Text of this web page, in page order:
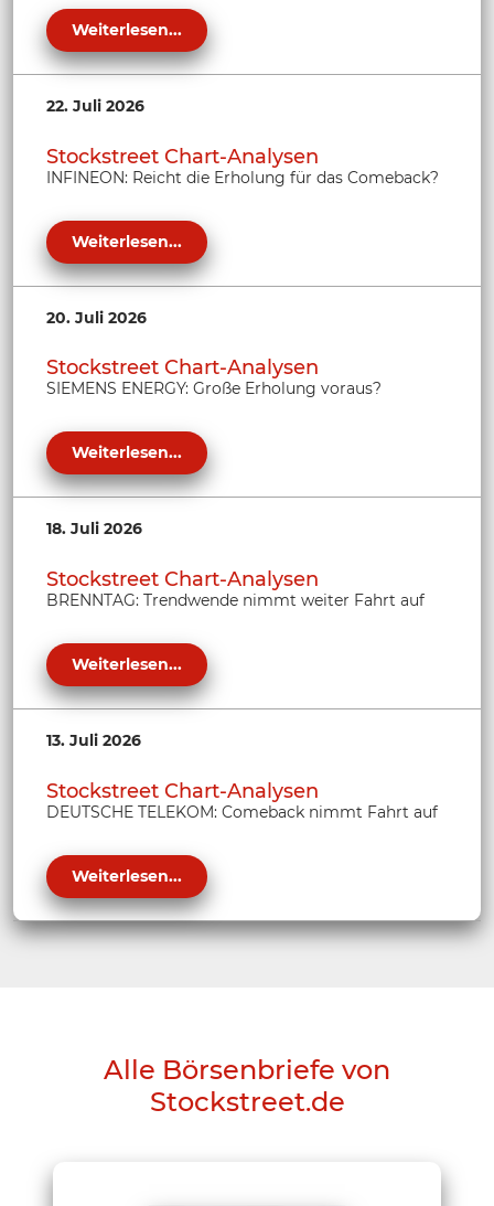
Weiterlesen...
22. Juli 2026
Stockstreet Chart-Analysen
INFINEON: Reicht die Erholung für das Comeback?
Weiterlesen...
20. Juli 2026
Stockstreet Chart-Analysen
SIEMENS ENERGY: Große Erholung voraus?
Weiterlesen...
18. Juli 2026
Stockstreet Chart-Analysen
BRENNTAG: Trendwende nimmt weiter Fahrt auf
Weiterlesen...
13. Juli 2026
Stockstreet Chart-Analysen
DEUTSCHE TELEKOM: Comeback nimmt Fahrt auf
Weiterlesen...
Alle Börsenbriefe von
Stockstreet.de